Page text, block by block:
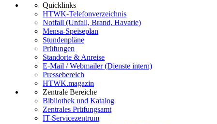
Quicklinks
HTWK-Telefonverzeichnis
Notfall (Unfall, Brand, Havarie)
Mensa-Speiseplan
Stundenpläne
Prüfungen
Standorte & Anreise
E-Mail / Webmailer (Dienste intern)
Pressebereich
HTWK.magazin
Zentrale Bereiche
Bibliothek und Katalog
Zentrales Prüfungsamt
IT-Servicezentrum